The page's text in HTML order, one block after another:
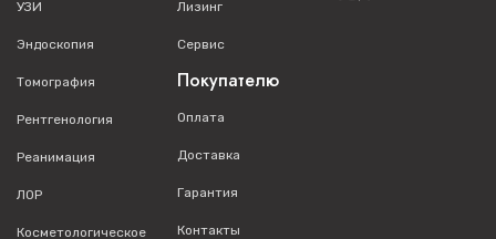
УЗИ
Эндоскопия
Томография
Рентгенология
Реанимация
ЛОР
Косметологическое
Лизинг
Сервис
Покупателю
Оплата
Доставка
Гарантия
Контакты